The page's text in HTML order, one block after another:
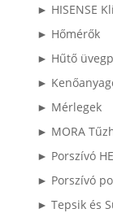
► HISENSE
► Hőmérők
► Hűtő
►
► Mérlegek
► MORA
► Porszívó
► Porszívó
► Tepsik és